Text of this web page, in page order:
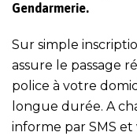
Gendarmerie.
Sur simple
assure le passage
police à votre
longue durée. A
informe par SMS et